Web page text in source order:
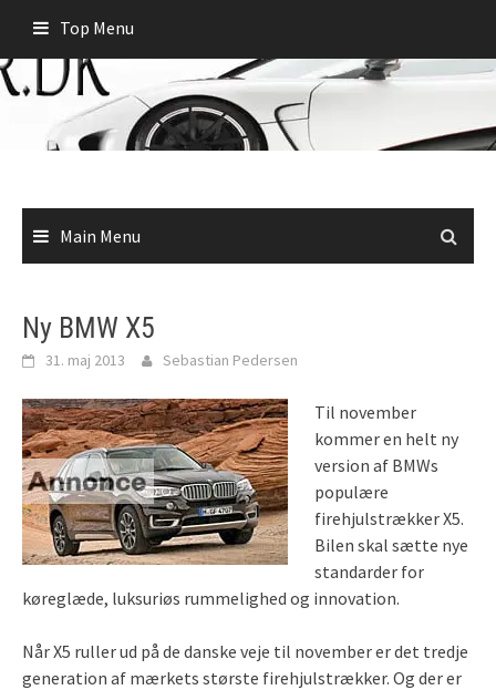
content
Top Menu
Main Menu
Ny BMW X5
31. maj 2013 Sebastian Pedersen
Til november
kommer en helt ny
version af BMWs
populære
firehjulstrækker X5.
Bilen skal sætte nye
standarder for
køreglæde, luksuriøs rummelighed og innovation.
Når X5 ruller ud på de danske veje til november er det tredje
generation af mærkets største firehjulstrækker. Og der er